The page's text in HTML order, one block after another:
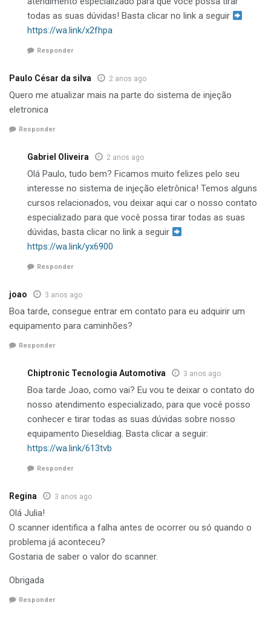
todas as suas dúvidas! Basta clicar no link a seguir
https://wa.link/x2fhpa
Responder
Paulo César da silva 2 anos ago
Quero me atualizar mais na parte do sistema de injeção
eletronica
Responder
Gabriel Oliveira 2 anos ago
Olá Paulo, tudo bem? Ficamos muito felizes pelo seu
interesse no sistema de injeção eletrônica! Temos alguns
cursos relacionados, vou deixar aqui car o nosso contato
especializado para que você possa tirar todas as suas
dúvidas, basta clicar no link a seguir
https://wa.link/yx6900
Responder
joao 3 anos ago
Boa tarde, consegue entrar em contato para eu adquirir um
equipamento para caminhões?
Responder
Chiptronic Tecnologia Automotiva 3 anos ago
Boa tarde Joao, como vai? Eu vou te deixar o contato do
nosso atendimento especializado, para que você posso
conhecer e tirar todas as suas dúvidas sobre nosso
equipamento Dieseldiag. Basta clicar a seguir:
https://wa.link/613tvb
Responder
Regina 3 anos ago
Olá Julia!
O scanner identifica a falha antes de ocorrer ou só quando o
problema já aconteceu?
Gostaria de saber o valor do scanner.
Obrigada
Responder